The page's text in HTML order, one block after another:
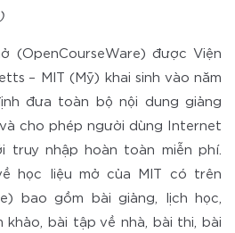
(OpenCourseWare) được Viện
– MIT (Mỹ) khai sinh vào năm
đưa toàn bộ nội dung giảng
cho phép người dùng Internet
truy nhập hoàn toàn miễn phí.
học liệu mở của MIT có trên
bao gồm bài giảng, lịch học,
khảo, bài tập về nhà, bài thi, bài